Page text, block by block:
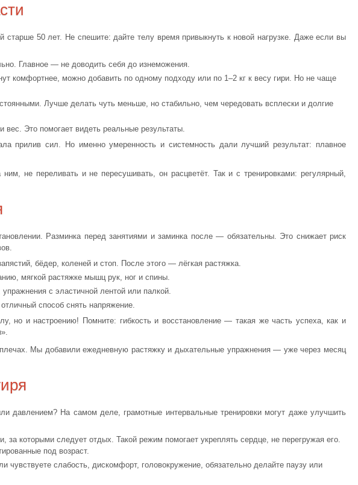
50 лет. Не спешите: дайте телу время привыкнуть к новой нагрузке. Даже если вы
Главное — не доводить себя до изнеможения.
комфортнее, можно добавить по одному подходу или по 1–2 кг к весу гири. Но не чаще
Лучше делать чуть меньше, но стабильно, чем чередовать всплески и долгие
Это помогает видеть реальные результаты.
прилив сил. Но именно умеренность и системность дали лучший результат: плавное
не переливать и не пересушивать, он расцветёт. Так и с тренировками: регулярный,
Разминка перед занятиями и заминка после — обязательны. Это снижает риск
бёдер, коленей и стоп. После этого — лёгкая растяжка.
мягкой растяжке мышц рук, ног и спины.
с эластичной лентой или палкой.
способ снять напряжение.
но и настроению! Помните: гибкость и восстановление — такая же часть успеха, как и
Мы добавили ежедневную растяжку и дыхательные упражнения — уже через месяц
На самом деле, грамотные интервальные тренировки могут даже улучшить
за которыми следует отдых. Такой режим помогает укреплять сердце, не перегружая его.
под возраст.
слабость, дискомфорт, головокружение, обязательно делайте паузу или